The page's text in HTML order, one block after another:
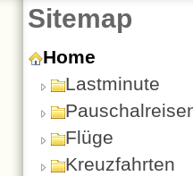
Urlaubsinfos
Sitemap
Home
Lastminute
Flüge
Kreuzfahrten